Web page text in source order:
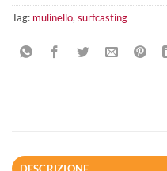
Tag: mulinello, surfcasting